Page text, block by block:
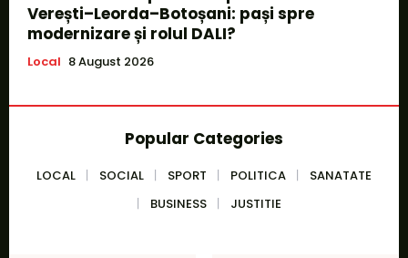
Verești–Leorda–Botoșani: pași spre
modernizare și rolul DALI?
Local 8 August 2026
Popular Categories
LOCAL SOCIAL SPORT POLITICA
SANATATE
BUSINESS
JUSTITIE